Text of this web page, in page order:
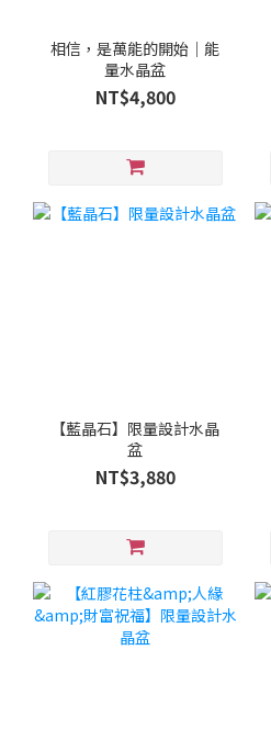
相信，是萬能的開始｜能
量水晶盆
NT$4,800
【藍晶石】限量設計水晶
盆
NT$3,880